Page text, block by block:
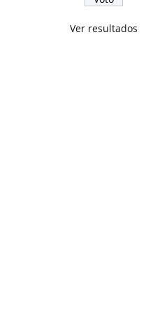
Ver resultados